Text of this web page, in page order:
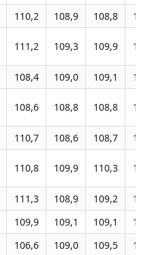
110,2 108,9 108,8
111,2 109,3 109,9
108,4 109,0 109,1
108,6 108,8 108,8
110,7 108,6 108,7
110,8 109,9 110,3
111,3 108,9 109,2
109,9 109,1 109,1
106,6 109,0 109,5